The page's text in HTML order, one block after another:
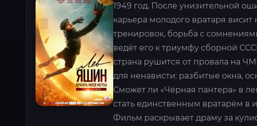
1949 год. После унизительной
карьера молодого вратаря
тренировок, борьба с
ведёт его к триумфу сборной
страна рушится от провала на
для ненависти: разбитые окна,
Сможет ли «Чёрная пантера» в
стать единственным вратарём в
Фильм раскрывает драму за